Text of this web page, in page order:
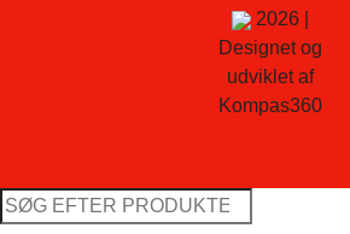
2026 |
Designet og
udviklet af
Kompas360
Søg
efter: